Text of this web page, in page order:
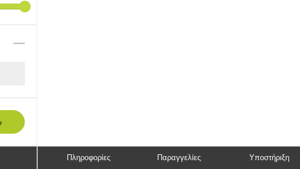
Πληροφορίες
Παραγγελίες
Υποστήριξη